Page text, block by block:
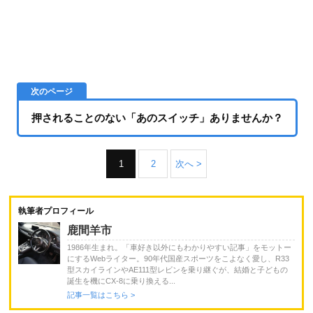
押されることのない「あのスイッチ」ありませんか？
1 2 次へ >
執筆者プロフィール
鹿間羊市
1986年生まれ。「車好き以外にもわかりやすい記事」をモットー
にするWebライター。90年代国産スポーツをこよなく愛し、R33
型スカイラインやAE111型レビンを乗り継ぐが、結婚と子どもの
誕生を機にCX-8に乗り換える...
記事一覧はこちら >